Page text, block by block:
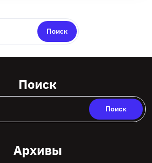
Поиск
Поиск
Архивы